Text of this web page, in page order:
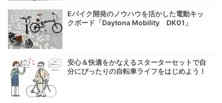
Eバイク開発のノウハウを活かした電動キッ
クボード「Daytona Mobility DK01」
安心＆快適をかなえるスターターセットで自
分にぴったりの自転車ライフをはじめよう！